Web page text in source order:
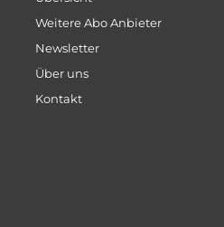
Weitere Abo Anbieter
Newsletter
Über uns
Kontakt